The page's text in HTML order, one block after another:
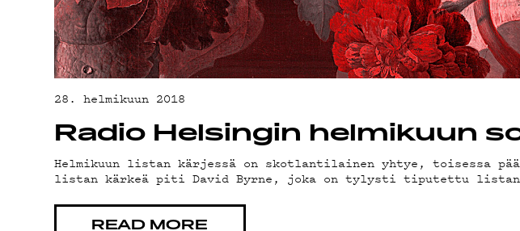
MAINOSTA
28. helmikuun 2018
Radio Helsingin helmikuun
Helmikuun listan kärjessä on skotlantilainen yhtye, toisessa
listan kärkeä piti David Byrne, joka on tylysti tiputettu
READ MORE